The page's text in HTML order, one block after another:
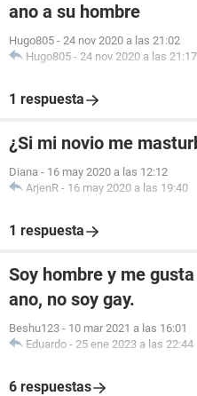
ano a su hombre
Hugo805 - 24 nov 2020 a las 21:02
Hugo805 - 24 nov 2020 a las 21:17
1 respuesta
¿Si mi novio me
Diana - 16 may 2020 a las 12:12
ArjenR - 16 may 2020 a las 19:40
1 respuesta
Soy hombre y me
ano, no soy gay.
Beshu123 - 10 mar 2021 a las 16:01
Eduardo - 25 ene 2023 a las 22:44
6 respuestas